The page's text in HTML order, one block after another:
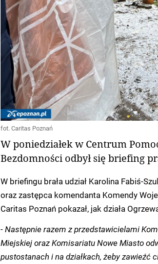
fot. Caritas Poznań
W poniedziałek w Centrum
Bezdomności odbył się briefing
W briefingu brała udział Karolina Fabiś-
oraz zastępca komendanta Komendy
Caritas Poznań pokazał, jak działa
-Następnie razem z przedstawicielami
Miejskiej oraz Komisariatu Nowe Miasto
pustostanach i na działkach, żeby zawieźć